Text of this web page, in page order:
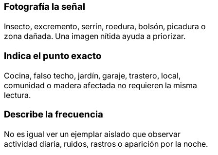
Fotografía la señal
Insecto, excremento, serrín, roedura, bolsón, picadura o
zona dañada. Una imagen nítida ayuda a priorizar.
Indica el punto exacto
Cocina, falso techo, jardín, garaje, trastero, local,
comunidad o madera afectada no requieren la misma
lectura.
Describe la frecuencia
No es igual ver un ejemplar aislado que observar
actividad diaria, ruidos, rastros o aparición por la noche.